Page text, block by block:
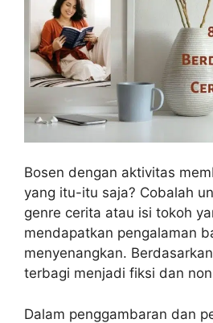
Bosen dengan aktivitas
yang itu-itu saja? Cobalah
genre cerita atau isi tokoh
mendapatkan pengalaman
menyenangkan.
terbagi menjadi fiksi dan
Dalam penggambaran dan